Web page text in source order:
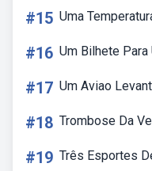
#15 Uma
#16 Um Bilhete Para
#17 Um Aviao
#18 Trombose Da
#19 Três Esportes